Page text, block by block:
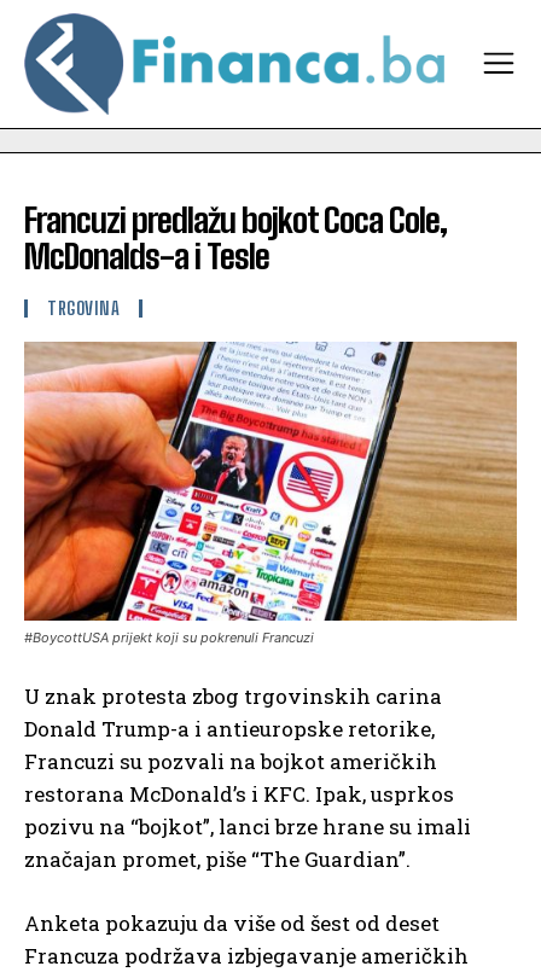
Francuzi predlažu bojkot Coca Cole,
McDonalds-a i Tesle
TRGOVINA
#BoycottUSA prijekt koji su pokrenuli Francuzi
U znak protesta zbog trgovinskih carina
Donald Trump-a i antieuropske retorike,
Francuzi su pozvali na bojkot američkih
restorana McDonald’s i KFC. Ipak, usprkos
pozivu na “bojkot”, lanci brze hrane su imali
značajan promet, piše “The Guardian”.
Anketa pokazuju da više od šest od deset
Francuza podržava izbjegavanje američkih